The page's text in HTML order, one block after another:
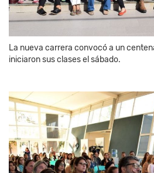
La nueva carrera convocó a un
iniciaron sus clases el sábado.